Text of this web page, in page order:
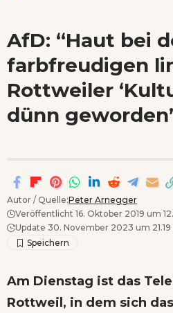
AfD: “Haut bei
farbfreudigen
Rottweiler
dünn
Autor / Quelle:Peter Arnegger
Veröffentlicht 16. Oktober 2019 um
Update 30. November 2023 um 21.19
Am Dienstag ist das
Rottweil, in dem sich